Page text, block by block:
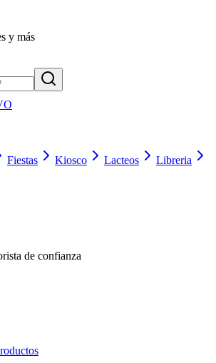
y más
Fiestas Kiosco Lacteos
Libreria
de confianza